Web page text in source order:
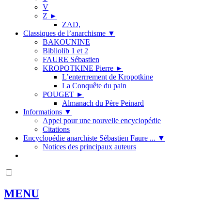
V
Z ►
ZAD,
Classiques de l’anarchisme ▼
BAKOUNINE
Bibliolib 1 et 2
FAURE Sébastien
KROPOTKINE Pierre ►
L’enterrrement de Kropotkine
La Conquête du pain
POUGET ►
Almanach du Père Peinard
Informations ▼
Appel pour une nouvelle encyclopédie
Citations
Encyclopédie anarchiste Sébastien Faure ... ▼
Notices des principaux auteurs
MENU